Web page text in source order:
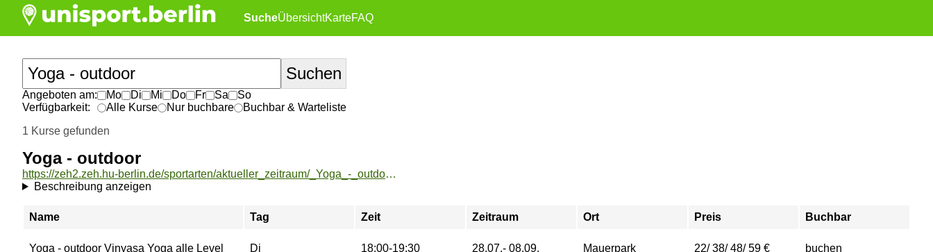
SucheÜbersichtKarteFAQ
Angeboten am: Mo Di Mi Do Fr Sa
So
Verfügbarkeit:
Alle Kurse Nur buchbare
Buchbar & Warteliste
1 Kurse gefunden
Yoga - outdoor
https://zeh2.zeh.hu-berlin.de/sportarten/aktueller_zeitraum/_Yoga_-_outdoor.html
Beschreibung anzeigen
Name Tag Zeit Zeitraum Ort Preis Buchbar
Yoga - outdoor Vinyasa Yoga alle Level Di 18:00-19:30 28.07.- 08.09. Mauerpark 22/ 38/ 48/ 59 € buchen